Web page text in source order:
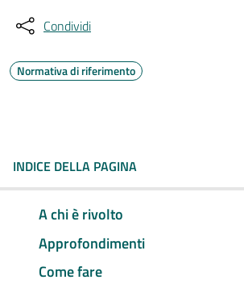
Condividi
Normativa di riferimento
INDICE DELLA PAGINA
A chi è rivolto
Approfondimenti
Come fare